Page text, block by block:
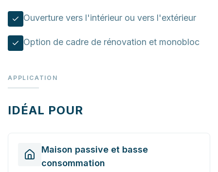
Ouverture vers l'intérieur ou vers l'extérieur
Option de cadre de rénovation et monobloc
APPLICATION
IDÉAL POUR
Maison passive et basse
consommation